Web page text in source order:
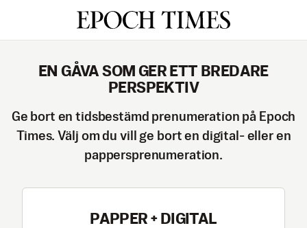
Epoch Times
EN GÅVA SOM GER ETT BREDARE
PERSPEKTIV
Ge bort en tidsbestämd prenumeration på Epoch
Times. Välj om du vill ge bort en digital- eller en
pappersprenumeration.
PAPPER + DIGITAL